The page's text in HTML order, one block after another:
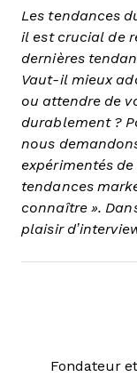
Les tendances
il est crucial de
dernières
Vaut-il mieux
ou attendre de
durablement ?
nous
expérimentés
tendances
connaître ».
plaisir
Fondateur